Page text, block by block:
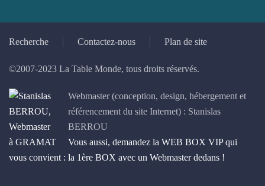
Recherche Contactez-nous Plan de site
©2007-2023 La Table Monde, tous droits réservés.
Webmaster (conception, design, hébergement et
référencement du site Internet) : Stanislas
BERROU
Vous aussi, demandez la WEB BOX VIP qui
vous convient : la 1ère BOX avec un Webmaster dedans !